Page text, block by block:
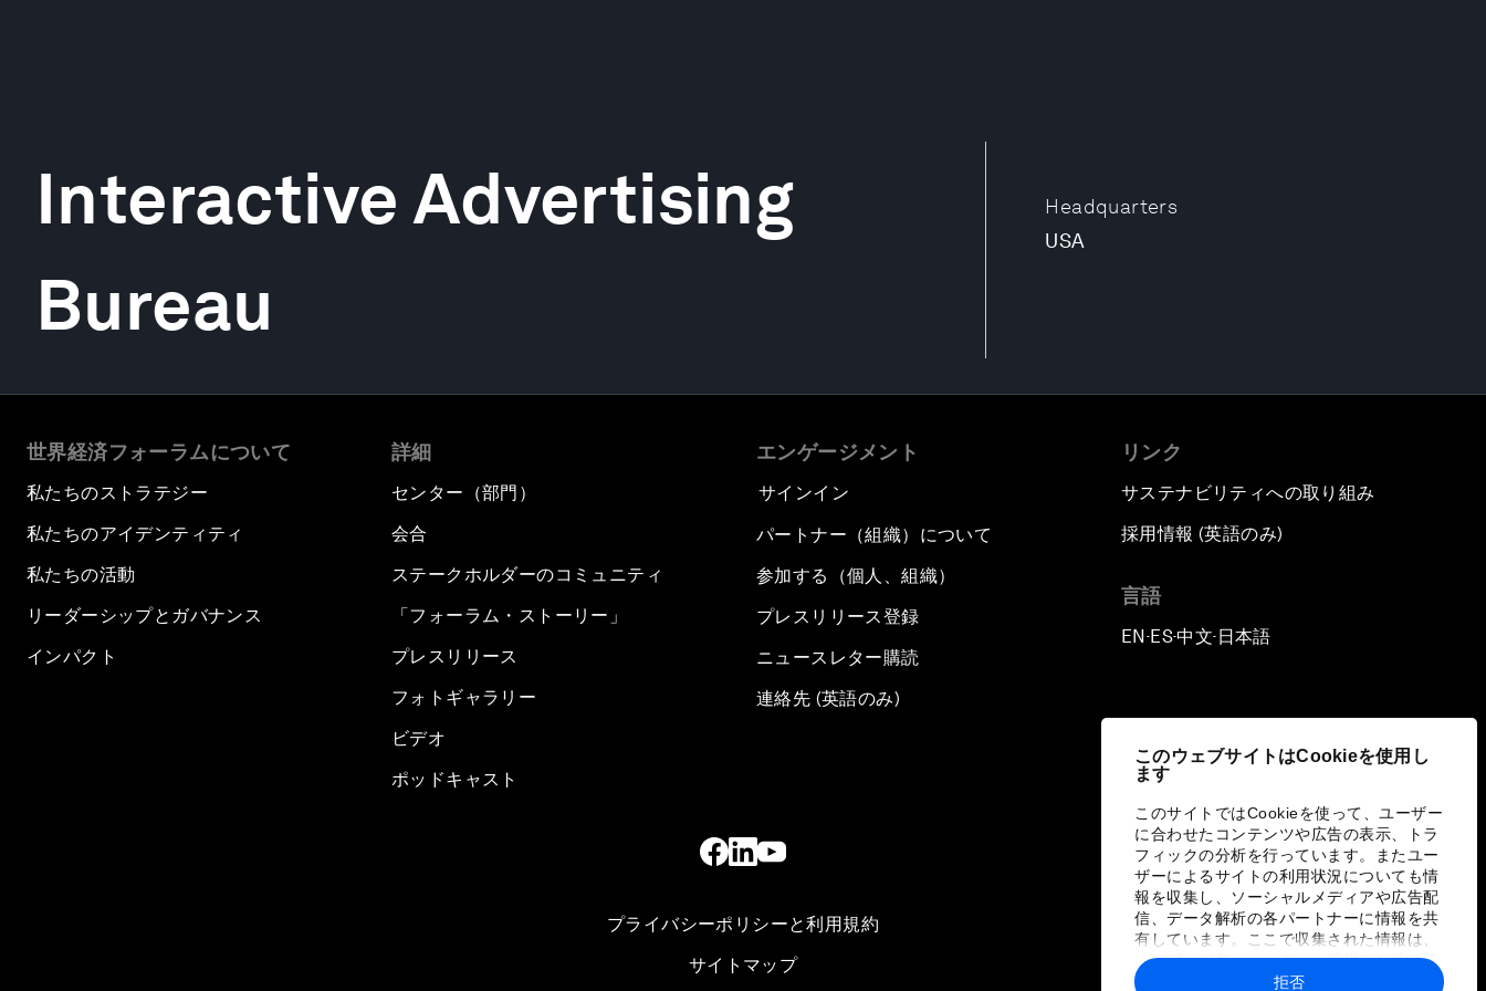
このウェブサイトはCookieを使用し
ます
このサイトではCookieを使って、ユーザー
に合わせたコンテンツや広告の表示、トラ
フィックの分析を行っています。またユー
ザーによるサイトの利用状況についても情
報を収集し、ソーシャルメディアや広告配
信、データ解析の各パートナーに情報を共
有しています。ここで収集された情報は、
ユーザーが各パートナーに提供した他の情
報や各パートナーのサービスを使用した際
拒否
Headquarters
USA
Interactive Advertising
Bureau
世界経済フォーラムについて
私たちのストラテジー
私たちのアイデンティティ
私たちの活動
リーダーシップとガバナンス
インパクト
詳細
センター（部門）
会合
ステークホルダーのコミュニティ
「フォーラム・ストーリー」
プレスリリース
フォトギャラリー
ビデオ
ポッドキャスト
エンゲージメント
サインイン
パートナー（組織）について
参加する（個人、組織）
プレスリリース登録
ニュースレター購読
連絡先 (英語のみ)
リンク
サステナビリティへの取り組み
採用情報 (英語のみ)
言語
EN ▪ES▪中文▪ 日本語
プライバシーポリシーと利用規約
サイトマップ